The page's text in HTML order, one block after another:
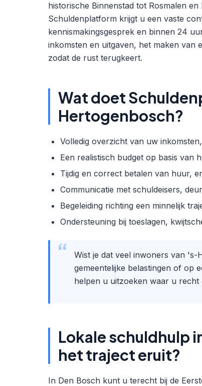
historische Binnenstad tot Rosmalen
Schuldenplatform krijgt u een vaste
kennismakingsgesprek en binnen 24
inkomsten en uitgaven, het maken van
zodat de rust terugkeert.
Wat doet
Hertogenbosch?
Volledig overzicht van uw
Een realistisch budget op basis van
Tijdig en correct betalen van huur,
Communicatie met schuldeisers,
Begeleiding richting een minnelijk
Ondersteuning bij toeslagen,
Wist je dat veel inwoners van
gemeentelijke belastingen of op
helpen u uitzoeken waar u recht
Lokale schuldhulp
het traject eruit?
In Den Bosch kunt u terecht bij de